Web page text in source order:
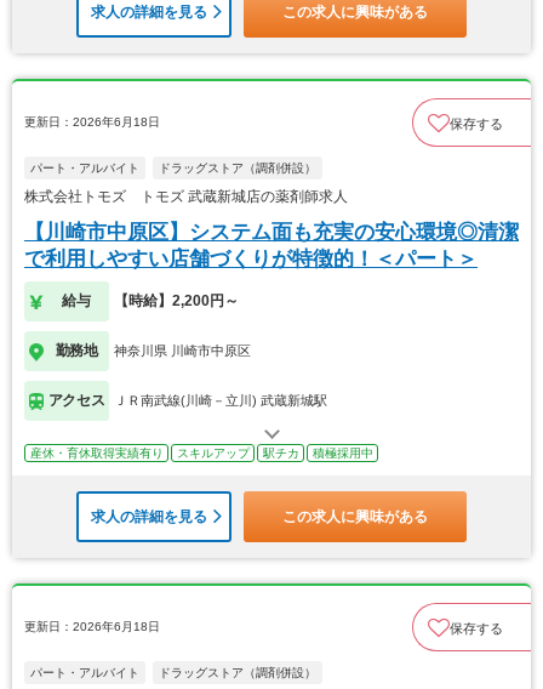
求人の詳細を見る この求人に興味がある
更新日：2026年6月18日 保存する
パート・アルバイト ドラッグストア（調剤併設）
株式会社トモズ トモズ 武蔵新城店の薬剤師求人
【川崎市中原区】システム面も充実の安心環境◎清潔
で利用しやすい店舗づくりが特徴的！＜パート＞
給与 【時給】2,200円～
勤務地 神奈川県 川崎市中原区
アクセス ＪＲ南武線(川崎－立川) 武蔵新城駅
産休・育休取得実績有り スキルアップ 駅チカ 積極採用中
求人の詳細を見る この求人に興味がある
更新日：2026年6月18日 保存する
パート・アルバイト ドラッグストア（調剤併設）